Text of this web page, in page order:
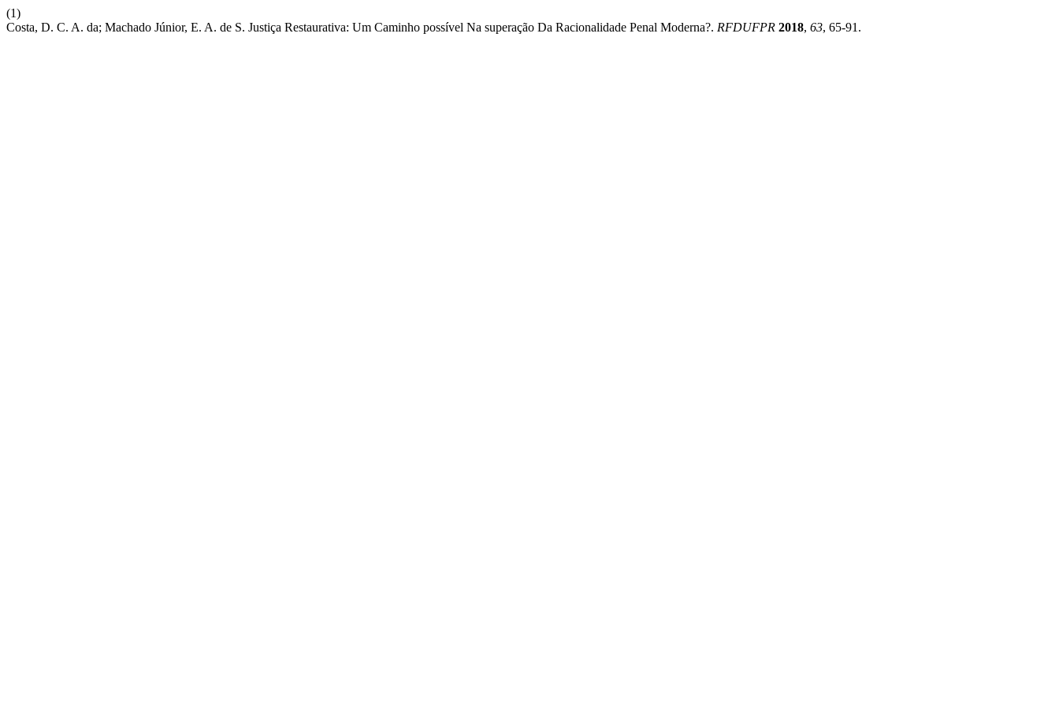
(1)
Costa, D. C. A. da; Machado Júnior, E. A. de S. Justiça Restaurativa: Um Caminho possível Na superação Da Racionalidade Penal Moderna?. RFDUFPR 2018, 63, 65-91.